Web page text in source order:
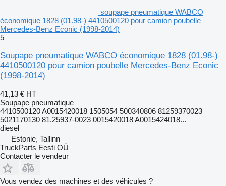
soupape pneumatique WABCO
économique 1828 (01.98-) 4410500120 pour camion poubelle
Mercedes-Benz Econic (1998-2014)
5
Soupape pneumatique WABCO économique 1828 (01.98-)
4410500120 pour camion poubelle Mercedes-Benz Econic
(1998-2014)
41,13 € HT
Soupape pneumatique
4410500120 A0015420018 1505054 500340806 81259370023
5021170130 81.25937-0023 0015420018 A0015424018...
diesel
Estonie, Tallinn
TruckParts Eesti OÜ
Contacter le vendeur
Vous vendez des machines et des véhicules ?